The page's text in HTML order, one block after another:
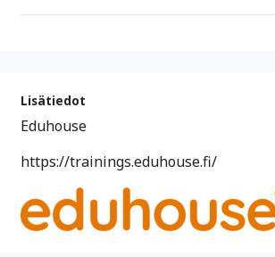
Lisätiedot
Eduhouse
https://trainings.eduhouse.fi/